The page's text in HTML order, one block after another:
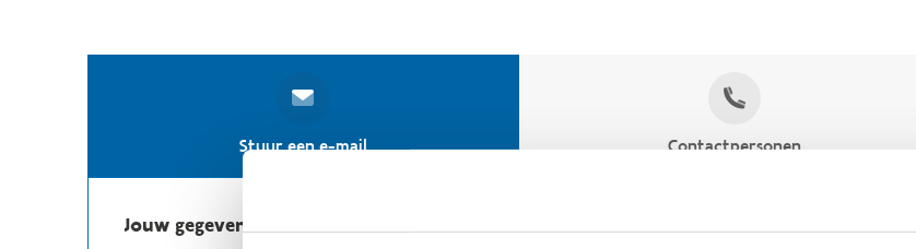
Stuur een e-mail Contactpersonen
Jouw gegevens